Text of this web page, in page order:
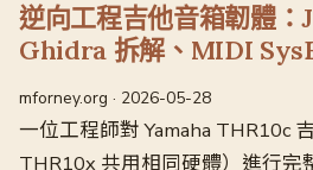
逆向工程吉他音箱韌體：
Ghidra 拆解、MIDI
mforney.org · 2026-05-28
一位工程師對 Yamaha THR10c
THR10x 共用相同硬體）進行完